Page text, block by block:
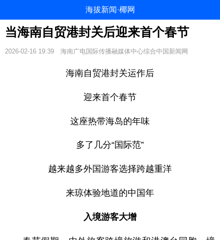
海拔新闻·椰网
当海南自贸港封关后迎来首个春节
2026-02-16 19:39 海南广电国际传播融媒体中心综合中国新闻网
海南自贸港封关运作后
迎来首个春节
这座热带海岛的年味
多了几分“国际范”
越来越多外国游客选择跨越重洋
来琼体验地道的中国年
入境游客大增